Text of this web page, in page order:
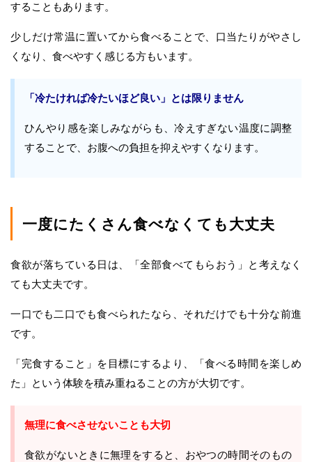
することもあります。
少しだけ常温に置いてから食べることで、口当たりがやさし
くなり、食べやすく感じる方もいます。
「冷たければ冷たいほど良い」とは限りません
ひんやり感を楽しみながらも、冷えすぎない温度に調整
することで、お腹への負担を抑えやすくなります。
一度にたくさん食べなくても大丈夫
食欲が落ちている日は、「全部食べてもらおう」と考えなく
ても大丈夫です。
一口でも二口でも食べられたなら、それだけでも十分な前進
です。
「完食すること」を目標にするより、「食べる時間を楽しめ
た」という体験を積み重ねることの方が大切です。
無理に食べさせないことも大切
食欲がないときに無理をすると、おやつの時間そのもの